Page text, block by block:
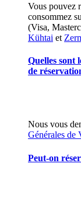
Vous pouvez
consommez
(Visa,
Kühtai et
Quelles sont
de
Nous vous
Générales de
Peut-on